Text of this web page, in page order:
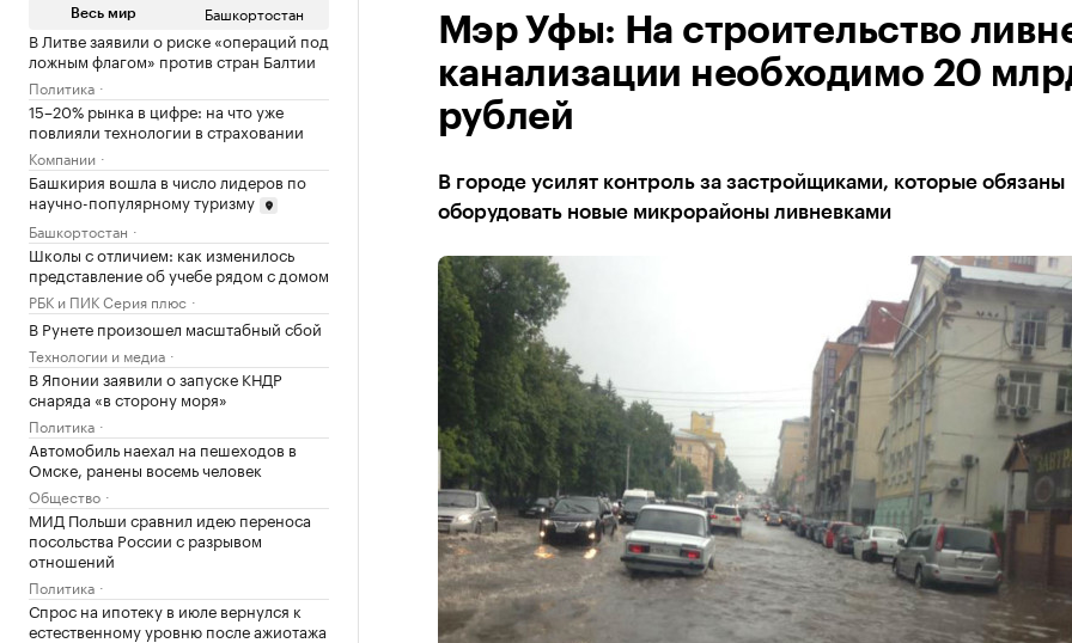
Весь мир Башкортостан
В Литве заявили о риске «операций под
ложным флагом» против стран Балтии
Политика
15–20% рынка в цифре: на что уже
повлияли технологии в страховании
Компании
Башкирия вошла в число лидеров по
научно-популярному туризму
Башкортостан
Школы с отличием: как изменилось
представление об учебе рядом с домом
РБК и ПИК Серия плюс
В Рунете произошел масштабный сбой
Технологии и медиа
В Японии заявили о запуске КНДР
снаряда «в сторону моря»
Политика
Автомобиль наехал на пешеходов в
Омске, ранены восемь человек
Общество
МИД Польши сравнил идею переноса
посольства России с разрывом
отношений
Политика
Спрос на ипотеку в июле вернулся к
естественному уровню после ажиотажа
Мэр Уфы: На строительство
канализации необходимо 20
рублей
В городе усилят контроль за застройщиками, которые обязаны
оборудовать новые микрорайоны ливневками